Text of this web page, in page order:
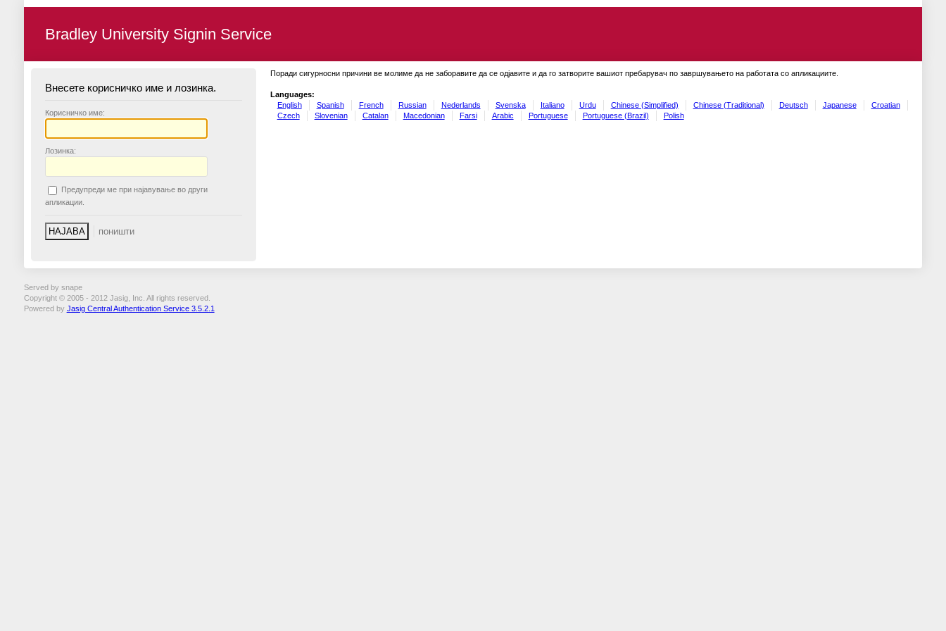
Bradley University Signin Service
Внесете корисничко име и лозинка.
Корисничко име:
Лозинка:
Предупреди ме при најавување во други
апликации.
Поради сигурносни причини ве молиме да не заборавите да се одјавите и да го затворите вашиот пребарувач по завршувањето на работата со апликациите.
Languages:
English
Spanish French Russian Nederlands Svenska Italiano Urdu Chinese (Simplified) Chinese (Traditional) Deutsch Japanese
Croatian
Czech
Slovenian Catalan Macedonian Farsi Arabic Portuguese Portuguese (Brazil) Polish
Served by snape
Copyright © 2005 - 2012 Jasig, Inc. All rights reserved.
Powered by Jasig Central Authentication Service 3.5.2.1